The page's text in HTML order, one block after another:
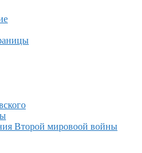
Второй мировоой войны